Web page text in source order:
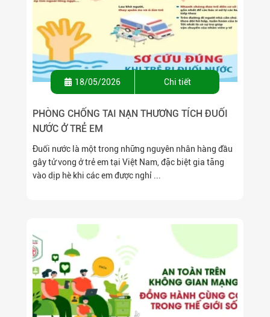
18/05/2026 Chi tiết
PHÒNG CHỐNG TAI NẠN THƯƠNG TÍCH ĐUỐI
NƯỚC Ở TRẺ EM
Đuối nước là một trong những nguyên nhân hàng đầu
gây tử vong ở trẻ em tại Việt Nam, đặc biệt gia tăng
vào dịp hè khi các em được nghỉ ...